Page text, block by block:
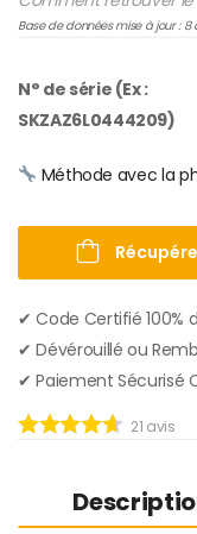
Base de données mise à jour : 8
N° de série (Ex :
SKZAZ6L0444209)
Méthode avec la
✔︎ Code Certifié 100%
✔︎ Dévérouillé ou
✔︎ Paiement Sécurisé
21 avis